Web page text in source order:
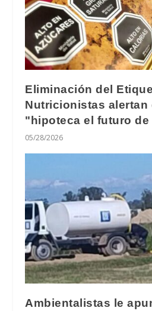
Eliminación del
Nutricionistas alertan
"hipoteca el futuro
05/28/2026
Ambientalistas le